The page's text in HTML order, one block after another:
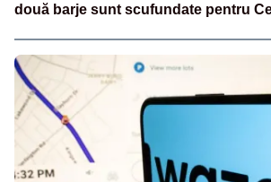
două barje sunt scufundate pentru